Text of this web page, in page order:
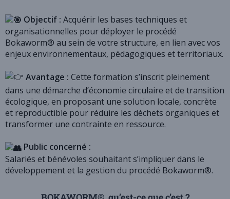
Objectif : Acquérir les bases techniques et
organisationnelles pour déployer le procédé
Bokaworm® au sein de votre structure, en lien avec vos
enjeux environnementaux, pédagogiques et territoriaux.
Avantage : Cette formation s’inscrit pleinement
dans une démarche d’économie circulaire et de transition
écologique, en proposant une solution locale, concrète
et reproductible pour réduire les déchets organiques et
transformer une contrainte en ressource.
Public concerné :
Salariés et bénévoles souhaitant s’impliquer dans le
développement et la gestion du procédé Bokaworm®.